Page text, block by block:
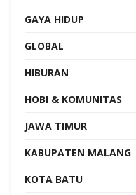
GAYA HIDUP
GLOBAL
HIBURAN
HOBI & KOMUNITAS
JAWA TIMUR
KABUPATEN MALANG
KOTA BATU